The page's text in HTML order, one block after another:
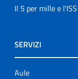
Il 5 per mille e l'ISS
SERVIZI
Aule